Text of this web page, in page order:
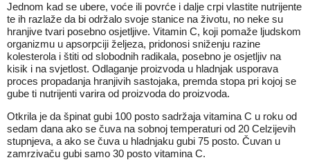
Jednom kad se ubere, voće ili povrće i dalje crpi vlastite nutrijente
te ih razlaže da bi održalo svoje stanice na životu, no neke su
hranjive tvari posebno osjetljive. Vitamin C, koji pomaže ljudskom
organizmu u apsorpciji željeza, pridonosi sniženju razine
kolesterola i štiti od slobodnih radikala, posebno je osjetljiv na
kisik i na svjetlost. Odlaganje proizvoda u hladnjak usporava
proces propadanja hranjivih sastojaka, premda stopa pri kojoj se
gube ti nutrijenti varira od proizvoda do proizvoda.
Otkrila je da špinat gubi 100 posto sadržaja vitamina C u roku od
sedam dana ako se čuva na sobnoj temperaturi od 20 Celzijevih
stupnjeva, a ako se čuva u hladnjaku gubi 75 posto. Čuvan u
zamrzivaču gubi samo 30 posto vitamina C.